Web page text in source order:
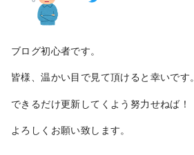
ブログ初心者です。
皆様、温かい目で見て頂けると幸いです。
できるだけ更新してくよう努力せねば！
よろしくお願い致します。